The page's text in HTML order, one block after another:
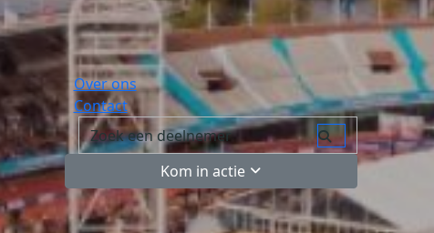
Over ons
Contact
Kom in actie